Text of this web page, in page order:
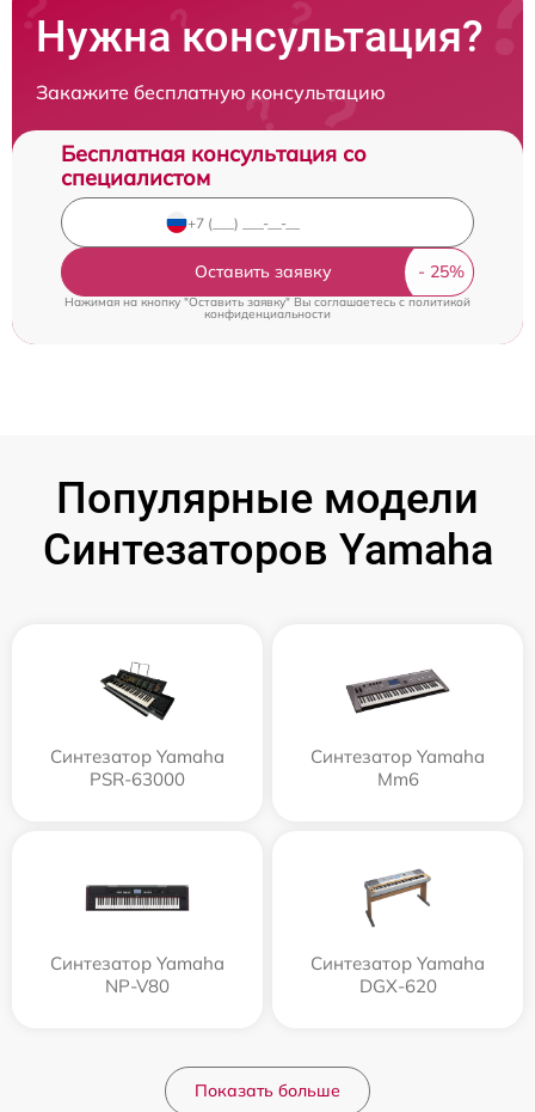
Нужна консультация?
Закажите бесплатную консультацию
Бесплатная консультация со
специалистом
Оставить заявку
Нажимая на кнопку "Оставить заявку" Вы соглашаетесь c политикой
конфиденциальности
Популярные модели
Синтезаторов Yamaha
Синтезатор Yamaha
PSR-63000
Синтезатор Yamaha
Mm6
Синтезатор Yamaha
NP-V80
Синтезатор Yamaha
DGX-620
Показать больше